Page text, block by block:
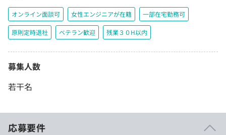
オンライン面談可 女性エンジニアが在籍 一部在宅勤務可
原則定時退社 ベテラン歓迎 残業３０H以内
募集人数
若干名
応募要件